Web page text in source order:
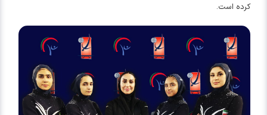
کرده است.